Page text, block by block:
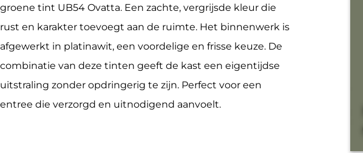
groene tint UB54 Ovatta. Een zachte, vergrijsde kleur die
rust en karakter toevoegt aan de ruimte. Het binnenwerk is
afgewerkt in platinawit, een voordelige en frisse keuze. De
combinatie van deze tinten geeft de kast een eigentijdse
uitstraling zonder opdringerig te zijn. Perfect voor een
entree die verzorgd en uitnodigend aanvoelt.